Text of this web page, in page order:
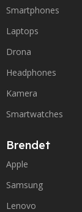
Smartphones
Laptops
Drona
Headphones
Kamera
Smartwatches
Brendet
Apple
Samsung
Lenovo